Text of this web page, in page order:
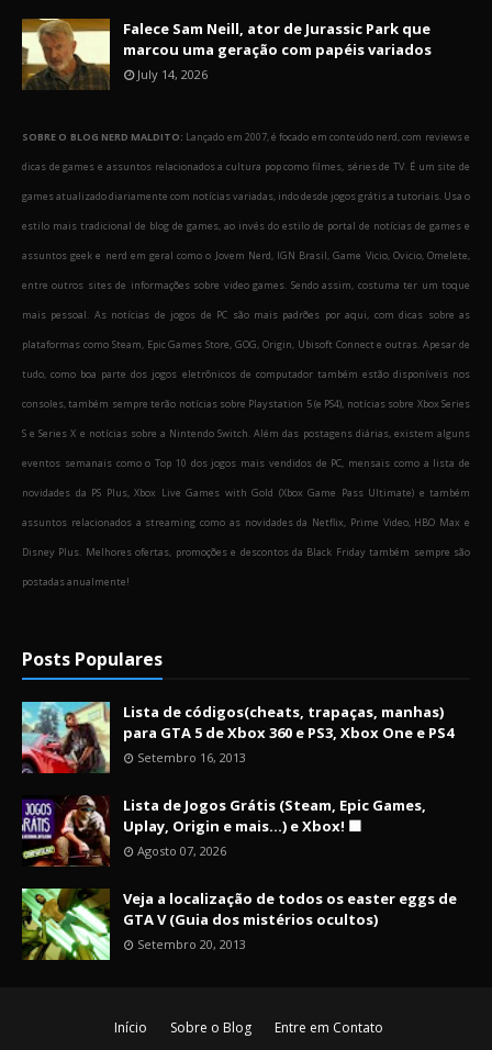
Falece Sam Neill, ator de Jurassic Park que
marcou uma geração com papéis variados
July 14, 2026
SOBRE O BLOG NERD MALDITO: Lançado em 2007, é focado em conteúdo nerd, com reviews e
dicas de games e assuntos relacionados a cultura pop como filmes, séries de TV. É um site de
games atualizado diariamente com notícias variadas, indo desde jogos grátis a tutoriais. Usa o
estilo mais tradicional de blog de games, ao invés do estilo de portal de notícias de games e
assuntos geek e nerd em geral como o Jovem Nerd, IGN Brasil, Game Vicio, Ovicio, Omelete,
entre outros sites de informações sobre video games. Sendo assim, costuma ter um toque
mais pessoal. As notícias de jogos de PC são mais padrões por aqui, com dicas sobre as
plataformas como Steam, Epic Games Store, GOG, Origin, Ubisoft Connect e outras. Apesar de
tudo, como boa parte dos jogos eletrônicos de computador também estão disponíveis nos
consoles, também sempre terão notícias sobre Playstation 5 (e PS4), notícias sobre Xbox Series
S e Series X e notícias sobre a Nintendo Switch. Além das postagens diárias, existem alguns
eventos semanais como o Top 10 dos jogos mais vendidos de PC, mensais como a lista de
novidades da PS Plus, Xbox Live Games with Gold (Xbox Game Pass Ultimate) e também
assuntos relacionados a streaming como as novidades da Netflix, Prime Video, HBO Max e
Disney Plus. Melhores ofertas, promoções e descontos da Black Friday também sempre são
postadas anualmente!
Posts Populares
Lista de códigos(cheats, trapaças, manhas)
para GTA 5 de Xbox 360 e PS3, Xbox One e PS4
Setembro 16, 2013
Lista de Jogos Grátis (Steam, Epic Games,
Uplay, Origin e mais...) e Xbox! 🟩
Agosto 07, 2026
Veja a localização de todos os easter eggs de
GTA V (Guia dos mistérios ocultos)
Setembro 20, 2013
Início Sobre o Blog Entre em Contato